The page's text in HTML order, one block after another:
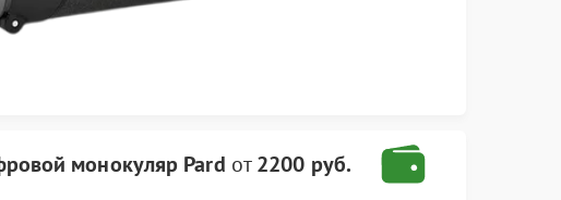
монокуляр Pard от2200 руб.